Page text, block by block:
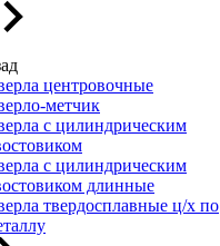
центровочные
метчик
с цилиндрическим
с цилиндрическим
длинные
твердосплавные ц/х по